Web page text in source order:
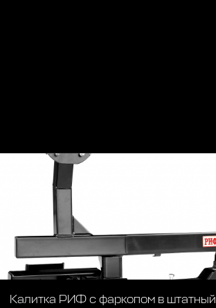
Калитка РИФ с фаркопом в штатный